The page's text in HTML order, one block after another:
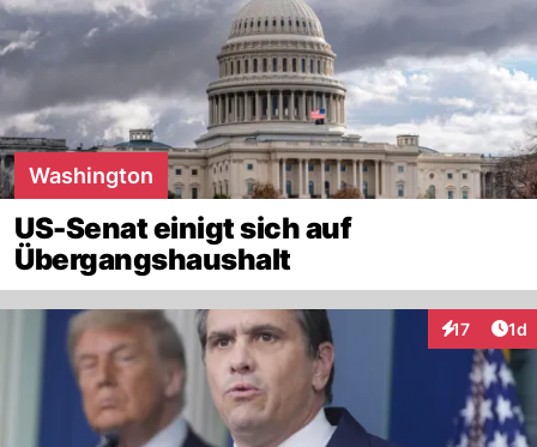
Washington
US-Senat einigt sich auf
Übergangshaushalt
17 1d